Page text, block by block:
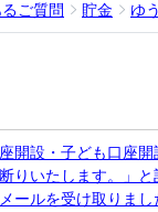
ご質問 貯金 ゆ
開設・子ども口座
りいたします。」
ールを受け取りま